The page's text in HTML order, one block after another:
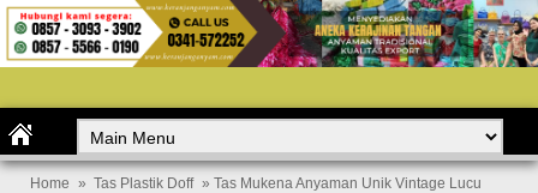
Home » Tas Plastik Doff » Tas Mukena Anyaman Unik Vintage Lucu